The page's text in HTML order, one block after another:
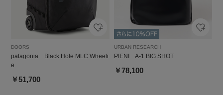
DOORS
patagonia Black Hole MLC Wheeli
e
￥51,700
URBAN RESEARCH
PIENI A-1 BIG SHOT
￥78,100